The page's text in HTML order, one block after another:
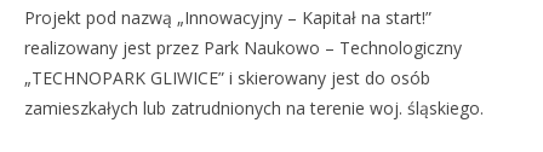
Projekt pod nazwą „Innowacyjny – Kapitał na start!”
realizowany jest przez Park Naukowo – Technologiczny
„TECHNOPARK GLIWICE” i skierowany jest do osób
zamieszkałych lub zatrudnionych na terenie woj. śląskiego.